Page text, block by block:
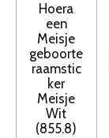
Hoera
een
Meisje
geboorte
raamstic
ker
Meisje
Wit
(855.8)